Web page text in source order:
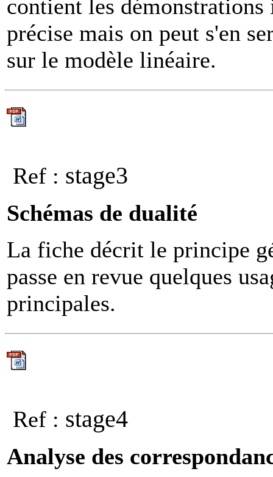
contient les
précise mais on peut s'en
sur le modèle linéaire.
Ref : stage3
Schémas de dualité
La fiche décrit le principe
passe en revue quelques
principales.
Ref : stage4
Analyse des